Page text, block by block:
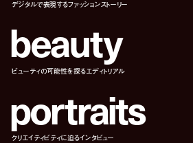
デジタルで表現するファッションストーリー
beauty
ビューティの可能性を探るエディトリアル
portraits
クリエイティビティに迫るインタビュー